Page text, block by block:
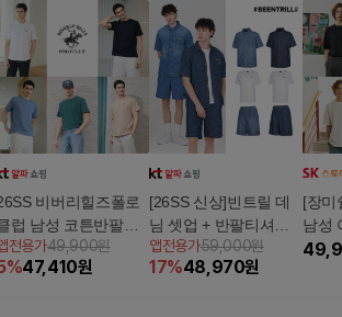
비버리힐즈폴로
럽 남성 코튼반팔티
츠 5종
전용가49,900원
%47,410원
[26SS 신상]빈트릴 데
님 셋업 + 반팔티셔츠
남성용
앱전용가59,000원
17%48,970원
[장미
남성
팔티